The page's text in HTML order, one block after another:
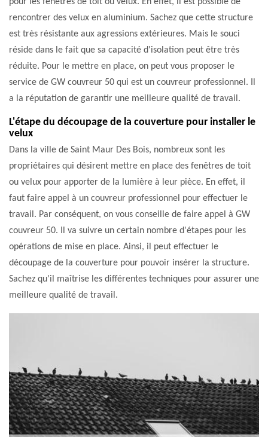
rencontrer des velux en aluminium. Sachez que cette structure
est très résistante aux agressions extérieures. Mais le souci
réside dans le fait que sa capacité d'isolation peut être très
réduite. Pour le mettre en place, on peut vous proposer le
service de GW couvreur 50 qui est un couvreur professionnel. Il
a la réputation de garantir une meilleure qualité de travail.
L'étape du découpage de la couverture pour installer le
velux
Dans la ville de Saint Maur Des Bois, nombreux sont les
propriétaires qui désirent mettre en place des fenêtres de toit
ou velux pour apporter de la lumière à leur pièce. En effet, il
faut faire appel à un couvreur professionnel pour effectuer le
travail. Par conséquent, on vous conseille de faire appel à GW
couvreur 50. Il va suivre un certain nombre d'étapes pour les
opérations de mise en place. Ainsi, il peut effectuer le
découpage de la couverture pour pouvoir insérer la structure.
Sachez qu'il maîtrise les différentes techniques pour assurer une
meilleure qualité de travail.